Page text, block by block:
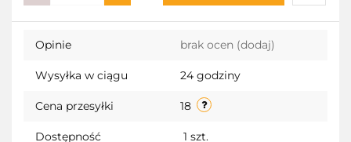
Do
Opinie brak ocen (dodaj)
Wysyłka w ciągu 24 godziny
Cena przesyłki 18
Dostępność 1 szt.